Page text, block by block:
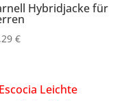
Hybridjacke für
€